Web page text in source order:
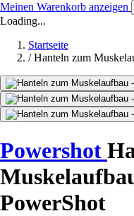
Meinen Warenkorb anzeigen
Loading...
Startseite
/ Hanteln zum
Powershot
PowerShot